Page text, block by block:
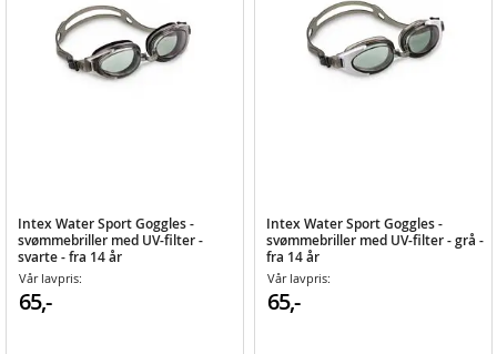
Intex Water Sport Goggles -
svømmebriller med UV-filter -
svarte - fra 14 år
Vår lavpris:
65,-
Intex Water Sport Goggles -
svømmebriller med UV-filter - grå -
fra 14 år
Vår lavpris:
65,-